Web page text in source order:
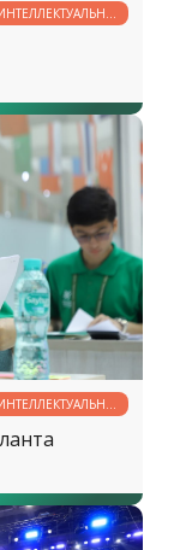
ПОТЕНЦИАЛ
ПОТЕНЦИАЛ
УЗБЕКИСТАНА